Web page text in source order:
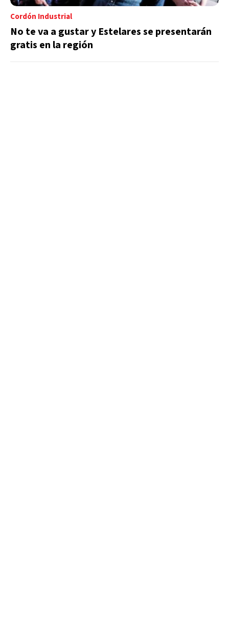
Cordón Industrial
No te va a gustar y Estelares se presentarán
gratis en la región